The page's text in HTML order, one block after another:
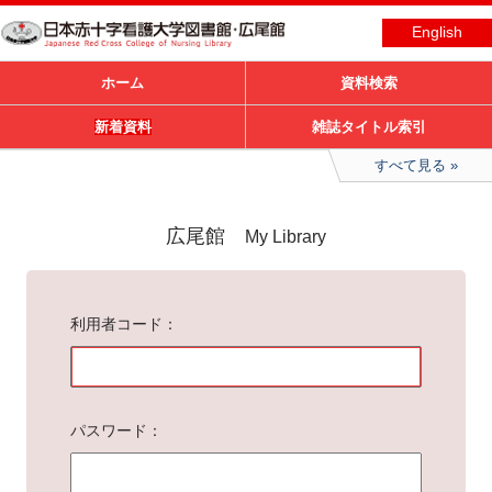
English
ホーム 資料検索
新着資料 雑誌タイトル索引
すべて見る
広尾館 My Library
利用者コード
パスワード